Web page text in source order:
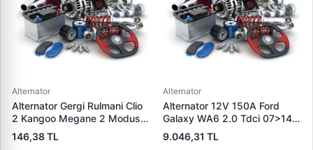
Alternator
Alternator Gergi Rulmani Clio
2 Kangoo Megane 2 Modus
Micra 3 1.5DCI / 1.4 / 1.6 16V
K4M K4J K9K | WAGENBURG
146,38 TL
Alternator
Alternator 12V 150A Ford
Galaxy WA6 2.0 Tdci 07>14
S-Max 07>14 | WAI 23953N |
OEM 1376501 6G9N-10300-
9.046,31 TL